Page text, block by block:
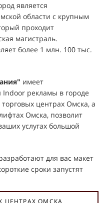
является
области с крупным
проходит
магистраль.
более 1 млн. 100 тыс.
имеет
рекламы в городе
центрах Омска, а
Омска, позволит
услугах большой
для вас макет
сроки запустят
ЦЕНТРАХ ОМСКА